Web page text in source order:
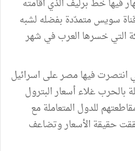
سنة 1973التي انهار فيها خطّ برليف الذي أقامته
سويس متمدّدة بفضله لشبه
التي خسرها العرب في شهر
نتيجة حرب أكتوبر 1973التي انتصرت فيها مصر على اسرائيل
بالحرب غلاء أسعار البترول
للدول المتعاملة مع
حقيقة الأسعار وتضاعف